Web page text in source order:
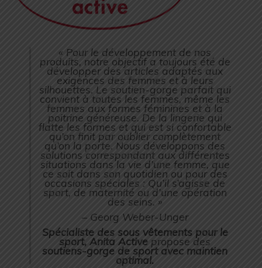
« Pour le développement de nos
produits, notre objectif a toujours été de
développer des articles adaptés aux
exigences des femmes et à leurs
silhouettes. Le soutien-gorge parfait qui
convient à toutes les femmes, même les
femmes aux formes féminines et à la
poitrine généreuse. De la lingerie qui
flatte les formes et qui est si confortable
qu’on finit par oublier complètement
qu’on la porte. Nous développons des
solutions correspondant aux différentes
situations dans la vie d’une femme, que
ce soit dans son quotidien ou pour des
occasions spéciales : Qu’il s’agisse de
sport, de maternité ou d’une opération
des seins. »
– Georg Weber-Unger
Spécialiste des sous vêtements pour le
sport, Anita Active propose des
soutiens-gorge de sport avec maintien
optimal.